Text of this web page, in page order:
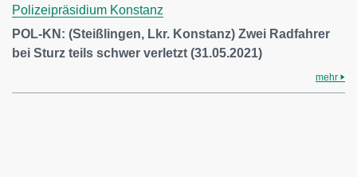
Polizeipräsidium Konstanz
POL-KN: (Steißlingen, Lkr. Konstanz) Zwei Radfahrer
bei Sturz teils schwer verletzt (31.05.2021)
mehr